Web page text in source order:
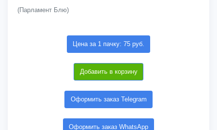
(Парламент Блю)
Цена за 1 пачку: 75 руб.
Добавить в корзину
Оформить заказ Telegram
Оформить заказ WhatsApp